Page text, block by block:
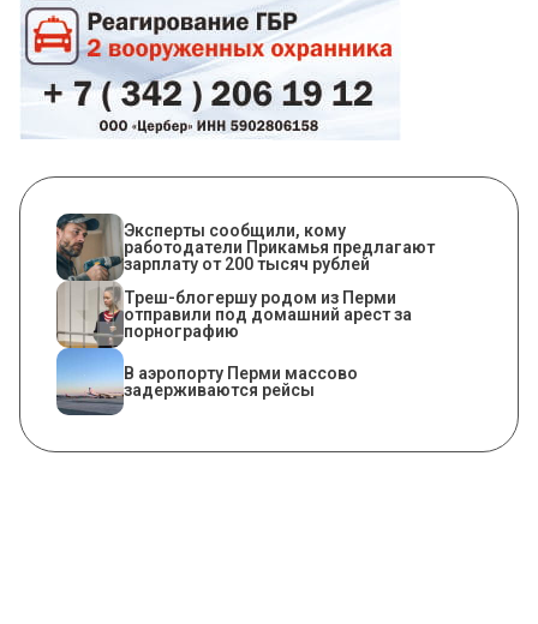
Эксперты сообщили, кому
работодатели Прикамья предлагают
зарплату от 200 тысяч рублей
Треш-блогершу родом из Перми
отправили под домашний арест за
порнографию
В аэропорту Перми массово
задерживаются рейсы